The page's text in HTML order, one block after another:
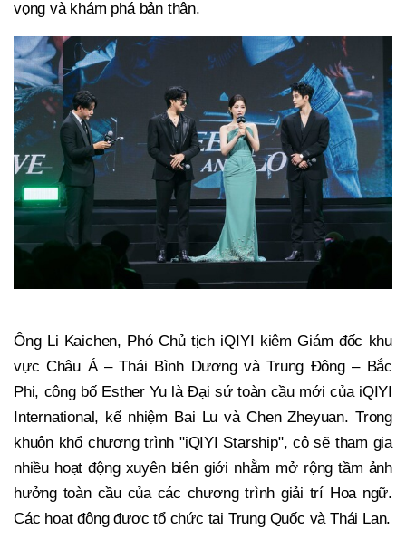
vọng và khám phá bản thân.
Ông Li Kaichen, Phó Chủ tịch iQIYI kiêm Giám đốc khu
vực Châu Á – Thái Bình Dương và Trung Đông – Bắc
Phi, công bố Esther Yu là Đại sứ toàn cầu mới của iQIYI
International, kế nhiệm Bai Lu và Chen Zheyuan. Trong
khuôn khổ chương trình "iQIYI Starship", cô sẽ tham gia
nhiều hoạt động xuyên biên giới nhằm mở rộng tầm ảnh
hưởng toàn cầu của các chương trình giải trí Hoa ngữ.
Các hoạt động được tổ chức tại Trung Quốc và Thái Lan.